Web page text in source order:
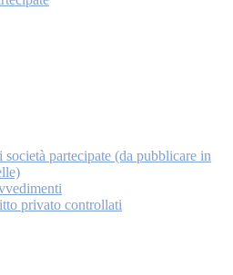
società partecipate (da pubblicare in
privato controllati